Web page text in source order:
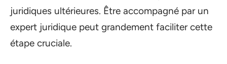
juridiques ultérieures. Être accompagné par un
expert juridique peut grandement faciliter cette
étape cruciale.